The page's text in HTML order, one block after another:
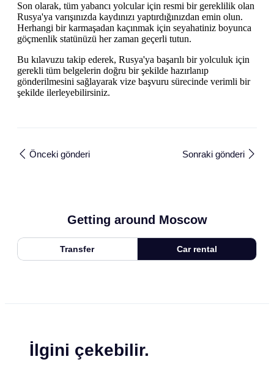
Son olarak, tüm yabancı yolcular için resmi bir gereklilik olan
Rusya'ya varışınızda kaydınızı yaptırdığınızdan emin olun.
Herhangi bir karmaşadan kaçınmak için seyahatiniz boyunca
göçmenlik statünüzü her zaman geçerli tutun.
Bu kılavuzu takip ederek, Rusya'ya başarılı bir yolculuk için
gerekli tüm belgelerin doğru bir şekilde hazırlanıp
gönderilmesini sağlayarak vize başvuru sürecinde verimli bir
şekilde ilerleyebilirsiniz.
Önceki gönderi Sonraki gönderi
Getting around Moscow
Transfer Car rental
İlgini çekebilir.